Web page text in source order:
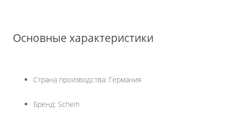
Основные характеристики
Страна производства: Германия
Бренд: Schein